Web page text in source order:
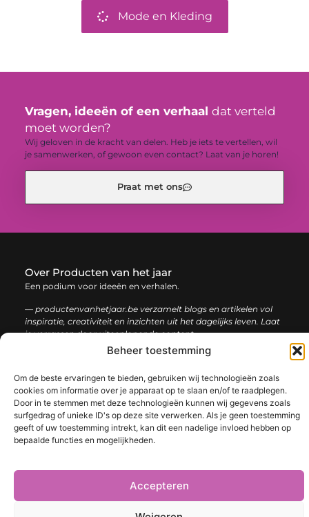
Beheer toestemming
Om de beste ervaringen te bieden, gebruiken wij technologieën zoals
cookies om informatie over je apparaat op te slaan en/of te raadplegen.
Door in te stemmen met deze technologieën kunnen wij gegevens zoals
surfgedrag of unieke ID's op deze site verwerken. Als je geen toestemming
geeft of uw toestemming intrekt, kan dit een nadelige invloed hebben op
bepaalde functies en mogelijkheden.
Accepteren
Mode en Kleding
Vragen, ideeën of een verhaal dat verteld
moet worden?
Wij geloven in de kracht van delen. Heb je iets te vertellen, wil
je samenwerken, of gewoon even contact? Laat van je horen!
Praat met ons
Over Producten van het jaar
Een podium voor ideeën en verhalen.
— productenvanhetjaar.be verzamelt blogs en artikelen vol
inspiratie, creativiteit en inzichten uit het dagelijks leven. Laat
je verrassen door uiteenlopende content.
informatie
Bericht categorie